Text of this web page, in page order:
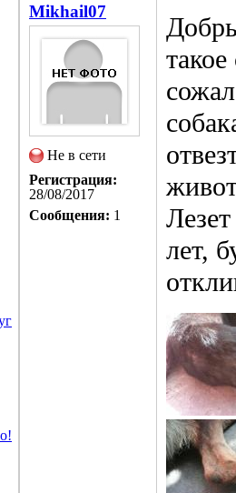
Mikhail07
Не в сети
Регистрация:
28/08/2017
Сообщения: 1
лет,